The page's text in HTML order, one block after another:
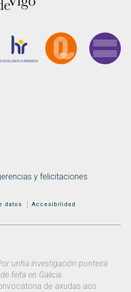
y felicitaciones
datos Accesibilidad
unha investigación punteira
feita en Galicia.
de axudas aos